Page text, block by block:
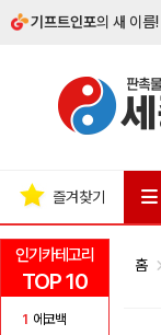
기프트인포의 새 이름!
인기카테고리
TOP 10
1 에코백
즐겨찾기
홈